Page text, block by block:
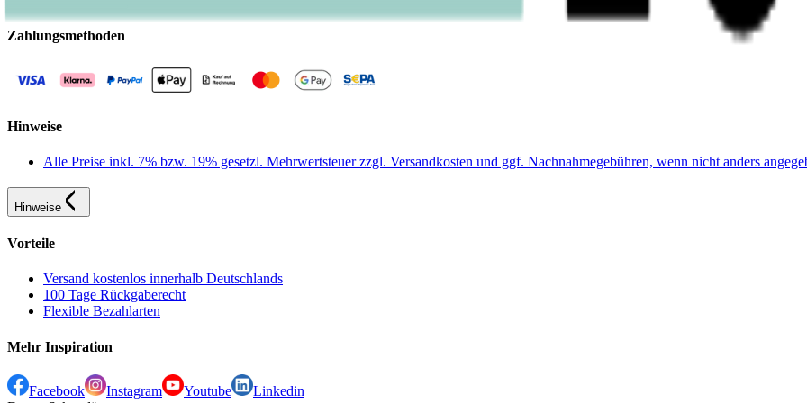
Zahlungsmethoden
Hinweise
Alle Preise inkl. 7% bzw. 19% gesetzl. Mehrwertsteuer zzgl. Versandkosten und ggf. Nachnahmegebühren, wenn nicht anders
Hinweise
Vorteile
Versand kostenlos innerhalb Deutschlands
100 Tage Rückgaberecht
Flexible Bezahlarten
Mehr Inspiration
Facebook Instagram Youtube
Linkedin